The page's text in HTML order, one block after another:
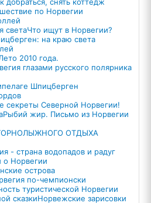
по Норвегии
светаЧто ищут в Норвегии?
на краю света
2010 года.
глазами русского полярника
Шпицберген
секреты Северной Норвегии!
Рыбий жир. Письмо из Норвегии
ОТДЫХА
- страна водопадов и радуг
Норвегии
острова
по-чемпионски
туристической Норвегии
сказкиНорвежские зарисовки